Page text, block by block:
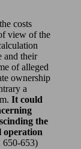
costs
view of the
and their
of alleged
ownership
a
It could
the
operation
650-653)